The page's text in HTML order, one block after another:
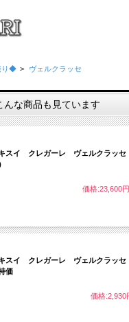
り◆ > ヴェルクラッセ
んな商品も見ています
スイ クレガーレ ヴェルクラッセ
価格:23,600
スイ クレガーレ ヴェルクラッ
価
価格:2,930